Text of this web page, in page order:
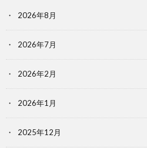
2026年8月
2026年7月
2026年2月
2026年1月
2025年12月